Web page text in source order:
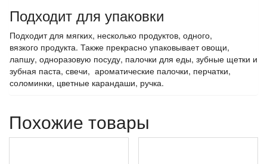
Подходит для упаковки
Подходит для мягких, несколько продуктов, одного,
вязкого продукта. Также прекрасно упаковывает овощи,
лапшу, одноразовую посуду, палочки для еды, зубные щетки и
зубная паста, свечи, ароматические палочки, перчатки,
соломинки, цветные карандаши, ручка.
Похожие товары